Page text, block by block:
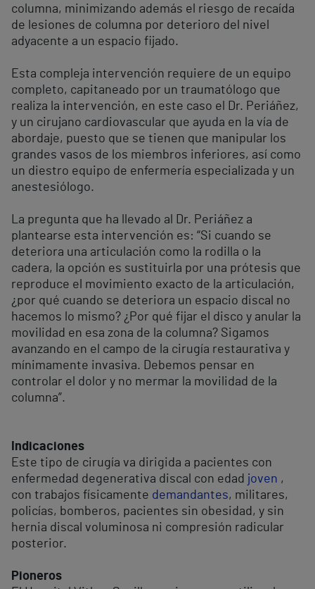
columna, minimizando además el riesgo de recaída
de lesiones de columna por deterioro del nivel
adyacente a un espacio fijado.
Esta compleja intervención requiere de un equipo
completo, capitaneado por un traumatólogo que
realiza la intervención, en este caso el Dr. Periáñez,
y un cirujano cardiovascular que ayuda en la vía de
abordaje, puesto que se tienen que manipular los
grandes vasos de los miembros inferiores, así como
un diestro equipo de enfermería especializada y un
anestesiólogo.
La pregunta que ha llevado al Dr. Periáñez a
plantearse esta intervención es: “Si cuando se
deteriora una articulación como la rodilla o la
cadera, la opción es sustituirla por una prótesis que
reproduce el movimiento exacto de la articulación,
¿por qué cuando se deteriora un espacio discal no
hacemos lo mismo? ¿Por qué fijar el disco y anular la
movilidad en esa zona de la columna? Sigamos
avanzando en el campo de la cirugía restaurativa y
mínimamente invasiva. Debemos pensar en
controlar el dolor y no mermar la movilidad de la
columna”.
Indicaciones
Este tipo de cirugía va dirigida a pacientes con
enfermedad degenerativa discal con edad joven ,
con trabajos físicamente demandantes, militares,
policías, bomberos, pacientes sin obesidad, y sin
hernia discal voluminosa ni compresión radicular
posterior.
Pioneros